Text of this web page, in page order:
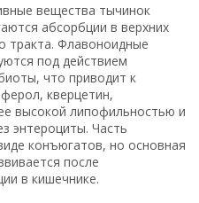
вещества тычинок
абсорбции в верхних
тракта. Флавоноидные
под действием
что приводит к
кверцетин,
высокой липофильностью и
энтероциты. Часть
конъюгатов, но основная
после
в кишечнике.